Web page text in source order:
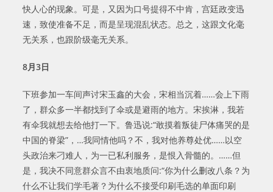
快人心的现象。可是，又因为口号提得不中肯，宫廷政变迅
速，致使准备不足，而是呈现混乱状态。总之，这跟文化毫
无关系，也跟阶级毫无关系。
8月3日
下班参加一车间声讨宋玉鑫的大会，宋相当沉着……会上下雨
了，群众多一半都找到了伞或是避雨的地方。宋挨淋，我若
有伞我就想去给他打一下。鲁迅说:“敢摸着叛徒尸体痛哭的是
中国的脊梁”，…我同情他吗？不，我对他养尊处优……以空
头政治来刁难人，为一已私利服务，是恨入骨髓的。……但
是，我决不同意群众言不由衷地质问:“你为什么删改八条？为
什么不让我们学毛著？为什么不接受印刷毛选的单面印刷